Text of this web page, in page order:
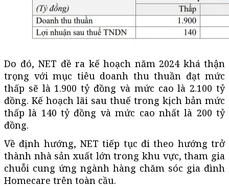
Do đó, NET đề ra kế hoạch năm 2024 khá thận
trọng với mục tiêu doanh thu thuần đạt mức
thấp sẽ là 1.900 tỷ đồng và mức cao là 2.100 tỷ
đồng. Kế hoạch lãi sau thuế trong kịch bản mức
thấp là 140 tỷ đồng và mức cao nhất là 200 tỷ
đồng.
Về định hướng, NET tiếp tục đi theo hướng trở
thành nhà sản xuất lớn trong khu vực, tham gia
chuỗi cung ứng ngành hàng chăm sóc gia đình
Homecare trên toàn cầu.